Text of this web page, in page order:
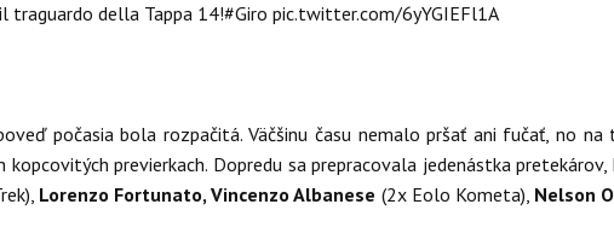
traguardo della Tappa 14!#Giro pic.twitter.com/6yYGIEFl1A
počasia bola rozpačitá. Väčšinu času nemalo pršať ani fučať, no
previerkach. Dopredu sa prepracovala jedenástka
Lorenzo Fortunato, Vincenzo Albanese (2x Eolo Kometa), Nelson